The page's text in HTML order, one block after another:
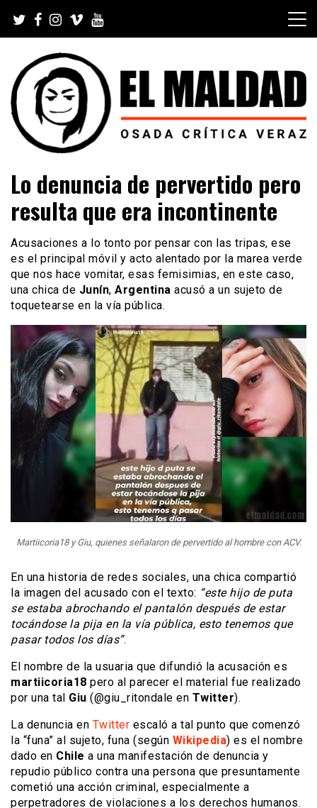
content
El Maldad
Viral y Youtube
Lo denuncia de pervertido pero
resulta que era incontinente
Acusaciones a lo tonto por pensar con las tripas, ese
es el principal móvil y acto alentado por la marea verde
que nos hace vomitar, esas femisimias, en este caso,
una chica de Junín, Argentina acusó a un sujeto de
toquetearse en la vía pública.
Martiicoria18 y Giu, quienes señalaron de pervertido al hombre con ACV.
En una historia de redes sociales, una chica compartió
la imagen del acusado con el texto: “este hijo de puta
se estaba abrochando el pantalón después de estar
tocándose la pija en la vía pública, esto tenemos que
pasar todos los días”.
El nombre de la usuaria que difundió la acusación es
martiicoria18 pero al parecer el material fue realizado
por una tal Giu (@giu_ritondale en Twitter).
La denuncia en Twitter escaló a tal punto que comenzó
la “funa” al sujeto, funa (según Wikipedia) es el nombre
dado en Chile a una manifestación de denuncia y
repudio público contra una persona que presuntamente
cometió una acción criminal, especialmente a
perpetradores de violaciones a los derechos humanos.